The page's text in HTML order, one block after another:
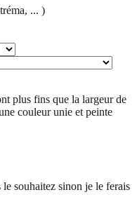
... )
plus fins que la largeur de
couleur unie et peinte
souhaitez sinon je le ferais